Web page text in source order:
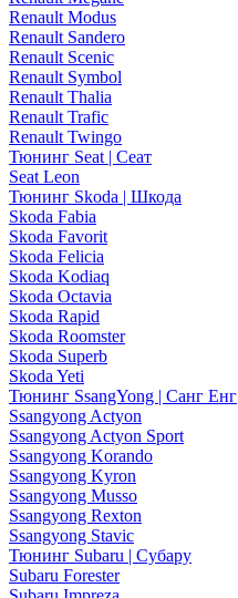
Renault Modus
Renault Sandero
Renault Scenic
Renault Symbol
Renault Thalia
Renault Trafic
Renault Twingo
Тюнинг Seat | Сеат
Seat Leon
Тюнинг Skoda | Шкода
Skoda Fabia
Skoda Favorit
Skoda Felicia
Skoda Kodiaq
Skoda Octavia
Skoda Rapid
Skoda Roomster
Skoda Superb
Skoda Yeti
Тюнинг SsangYong | Санг Енг
Ssangyong Actyon
Ssangyong Actyon Sport
Ssangyong Korando
Ssangyong Kyron
Ssangyong Musso
Ssangyong Rexton
Ssangyong Stavic
Тюнинг Subaru | Субару
Subaru Forester